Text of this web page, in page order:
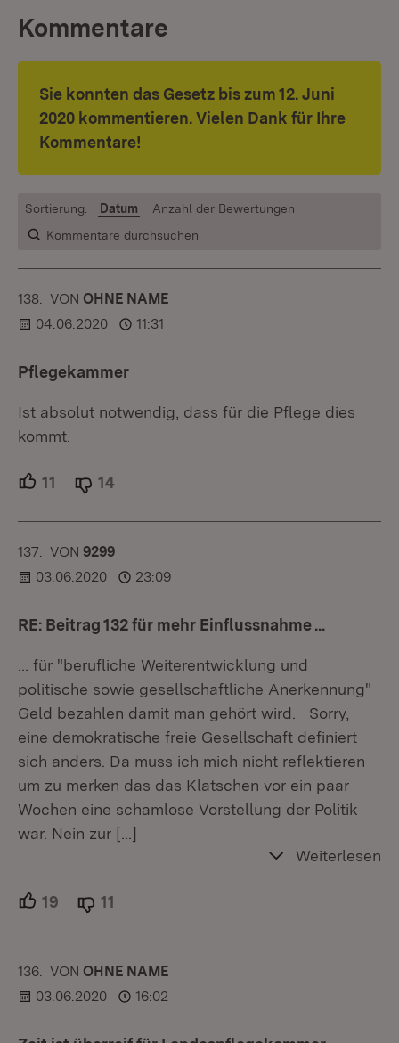
Kommentare
Sie konnten das Gesetz bis zum 12. Juni
2020 kommentieren. Vielen Dank für Ihre
Kommentare!
Kommentare durchsuchen
Sortierung: Datum Anzahl der Bewertungen
138. KOMMENTAR
VON :OHNE NAME
04.06.2020
11:31
Pflegekammer
Ist absolut notwendig, dass für die Pflege dies
kommt.
11 Unterstützer.
14
137. KOMMENTAR
VON :9299
03.06.2020
23:09
RE: Beitrag 132 für mehr Einflussnahme ...
… für "berufliche Weiterentwicklung und
politische sowie gesellschaftliche Anerkennung"
Geld bezahlen damit man gehört wird. Sorry,
eine demokratische freie Gesellschaft definiert
sich anders. Da muss ich mich nicht reflektieren
um zu merken das das Klatschen vor ein paar
Wochen eine schamlose Vorstellung der Politik
war. Nein zur […]
Weiterlesen
19 Unterstützer.
11
136. KOMMENTAR
VON :OHNE NAME
03.06.2020
16:02